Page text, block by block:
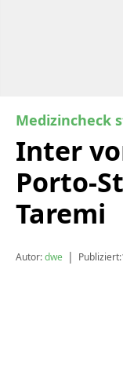
Medizincheck
Inter
Porto-
Taremi
Autor:dwe | Publiziert: